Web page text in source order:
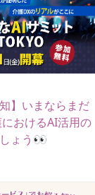
】いまならまだ
おけるAI活用の
ょう👀